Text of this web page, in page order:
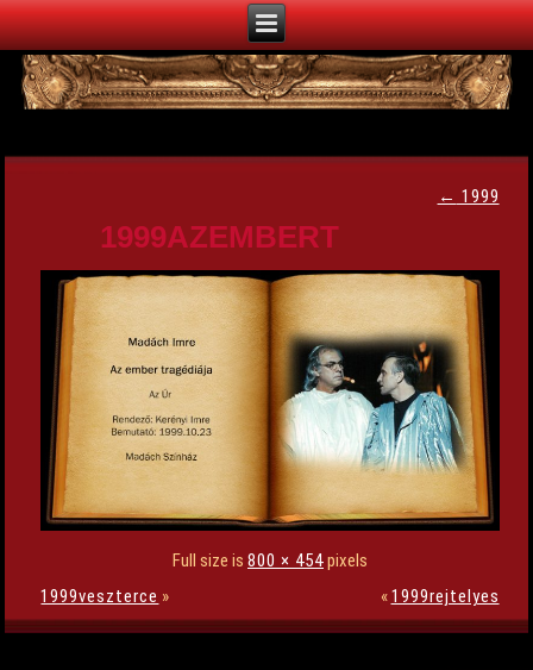
← 1999
1999AZEMBERT
Full size is 800 × 454pixels
1999veszterce » «1999rejtelyes